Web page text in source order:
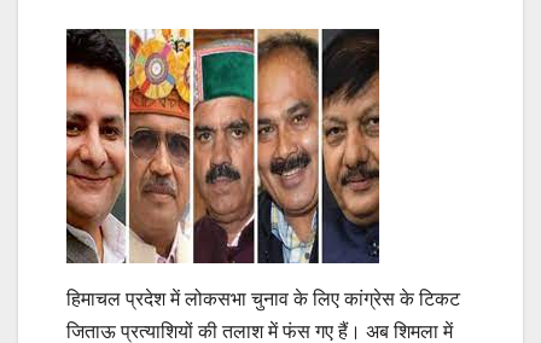
हिमाचल प्रदेश में लोकसभा चुनाव के लिए कांग्रेस के टिकट
जिताऊ प्रत्याशियों की तलाश में फंस गए हैं। अब शिमला में